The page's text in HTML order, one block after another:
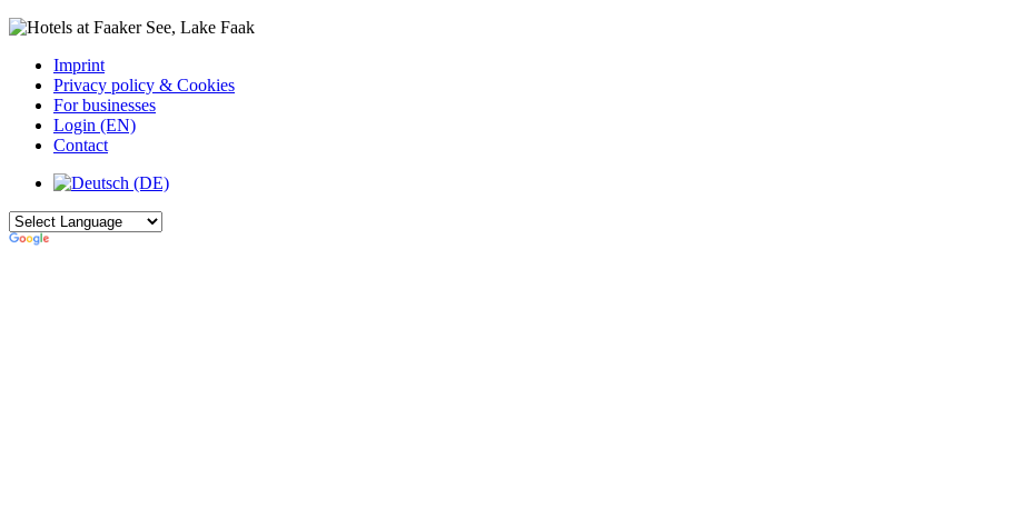
Imprint
Privacy policy & Cookies
For businesses
Login (EN)
Contact